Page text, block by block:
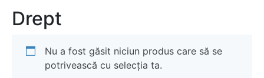
Drept
Nu a fost găsit niciun produs care să se
potrivească cu selecția ta.